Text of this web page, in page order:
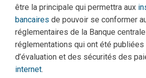
être la principale qui permettra aux
bancaires de pouvoir se conformer
réglementaires de la Banque
réglementations qui ont été publiées
d’évaluation et des sécurités des
internet.